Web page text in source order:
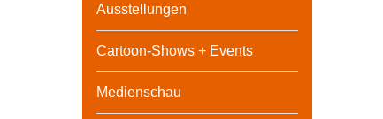
Ausstellungen
Cartoon-Shows + Events
Medienschau